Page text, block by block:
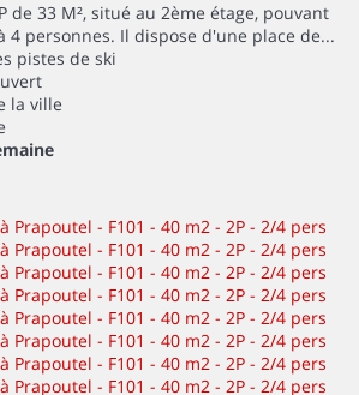
de 33 M², situé au 2ème étage, pouvant
4 personnes. Il dispose d'une place de...
pistes de ski
la ville